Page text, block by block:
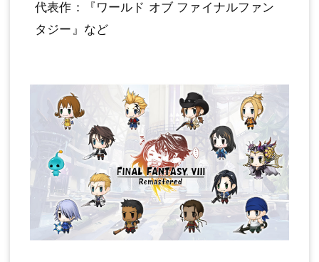
代表作：『ワールド オブ ファイナルファン
タジー』など